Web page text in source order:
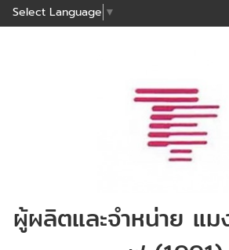
Select Language ▼
ผู้ผลิตและจำหน่าย แ